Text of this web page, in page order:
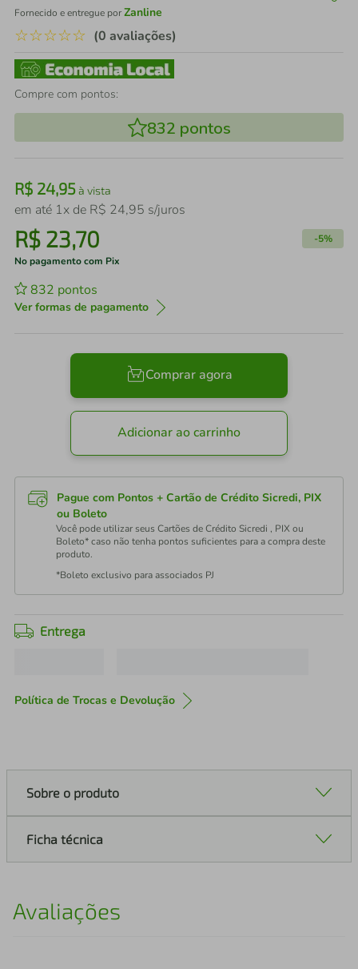
Fornecido e entregue porZanline
☆☆☆☆☆ (0 avaliações)
Compre com pontos:
832 pontos
R$ 24,95à vista
em até 1x de R$ 24,95 s/juros
R$ 23,70 -5%
No pagamento com Pix
832 pontos
Ver formas de pagamento
Comprar agora
Adicionar ao carrinho
Pague com Pontos + Cartão de Crédito Sicredi, PIX
ou Boleto
Você pode utilizar seus Cartões de Crédito Sicredi , PIX ou
Boleto* caso não tenha pontos suficientes para a compra deste
produto.
*Boleto exclusivo para associados PJ
Entrega
Política de Trocas e Devolução
Sobre o produto
Ficha técnica
Avaliações